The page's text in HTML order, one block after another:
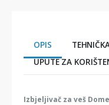
OPIS
UPUTE ZA
Izbjeljivač za veš